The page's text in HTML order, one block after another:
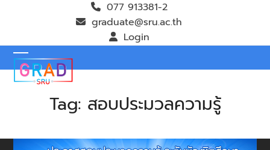
077 913381-2
graduate@sru.ac.th
Login
Open
mobile
Close
mobile
Tag: สอบประมวลความรู้